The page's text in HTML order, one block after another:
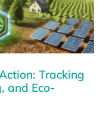
Tracking
and Eco-